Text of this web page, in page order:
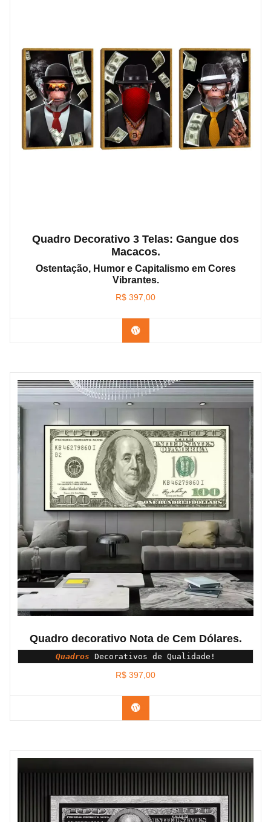
Quadro Decorativo 3 Telas: Gangue dos
Macacos.
Ostentação, Humor e Capitalismo em Cores
Vibrantes.
R$ 397,00
Confira os modelos
Quadro decorativo Nota de Cem Dólares.
Quadros Decorativos de Qualidade!
R$ 397,00
Confira os modelos